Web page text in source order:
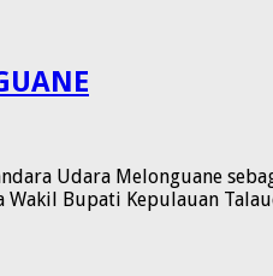
Udara Melonguane
Bupati Kepulauan